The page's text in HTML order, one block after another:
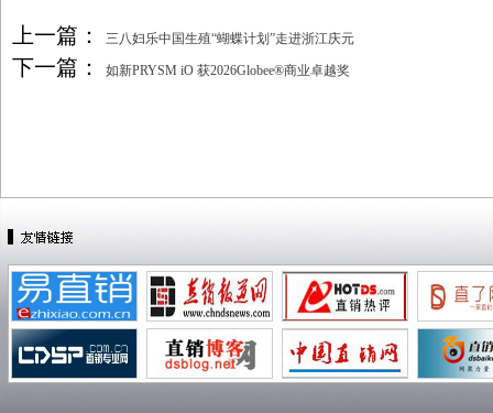
上一篇： 三八妇乐中国生殖“蝴蝶计划”走进浙江庆元
下一篇： 如新PRYSM iO 获2026Globee®商业卓越奖